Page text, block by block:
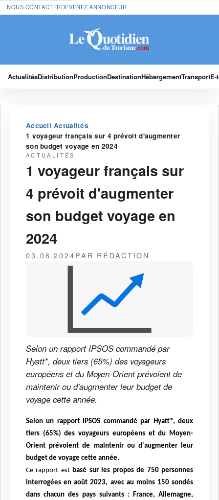
NOUS CONTACTERDEVENEZ ANNONCEUR
ActualitésDistributionProductionDestinationHébergementTransport
Accueil›Actualités›
1 voyageur français sur 4 prévoit d'augmenter
son budget voyage en 2024
ACTUALITÉS
1 voyageur français sur
4 prévoit d'augmenter
son budget voyage en
2024
03.06.2024PAR RÉDACTION
Selon un rapport IPSOS commandé par
Hyatt*, deux tiers (65%) des voyageurs
européens et du Moyen-Orient prévoient de
maintenir ou d'augmenter leur budget de
voyage cette année.
Selon un rapport IPSOS commandé par Hyatt*, deux
tiers (65%) des voyageurs européens et du Moyen-
Orient prévoient de maintenir ou d'augmenter leur
budget de voyage cette année.
Ce rapport estbasé sur les propos de 750 personnes
interrogées en août 2023, avec au moins 150 sondés
dans chacun des pays suivants : France, Allemagne,